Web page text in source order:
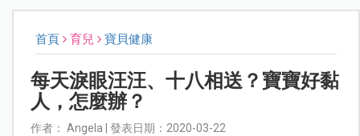
首頁 育兒 寶貝健康
每天淚眼汪汪、十八相送？寶寶好黏
人，怎麼辦？
作者： Angela | 發表日期：2020-03-22